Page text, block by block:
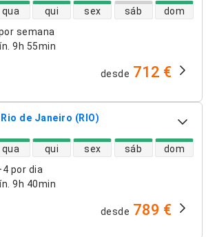
semana
9h 55min
diretos
qua qui sex sáb dom
desde 712 €
Rio de Janeiro (RIO)
por dia
9h 40min
diretos
qua qui sex sáb dom
desde 789 €